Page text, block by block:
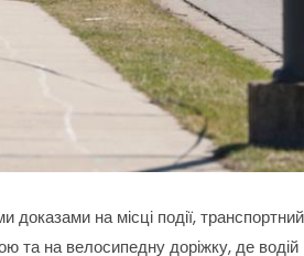
доказами на місці події,
та на велосипедну доріжку, де